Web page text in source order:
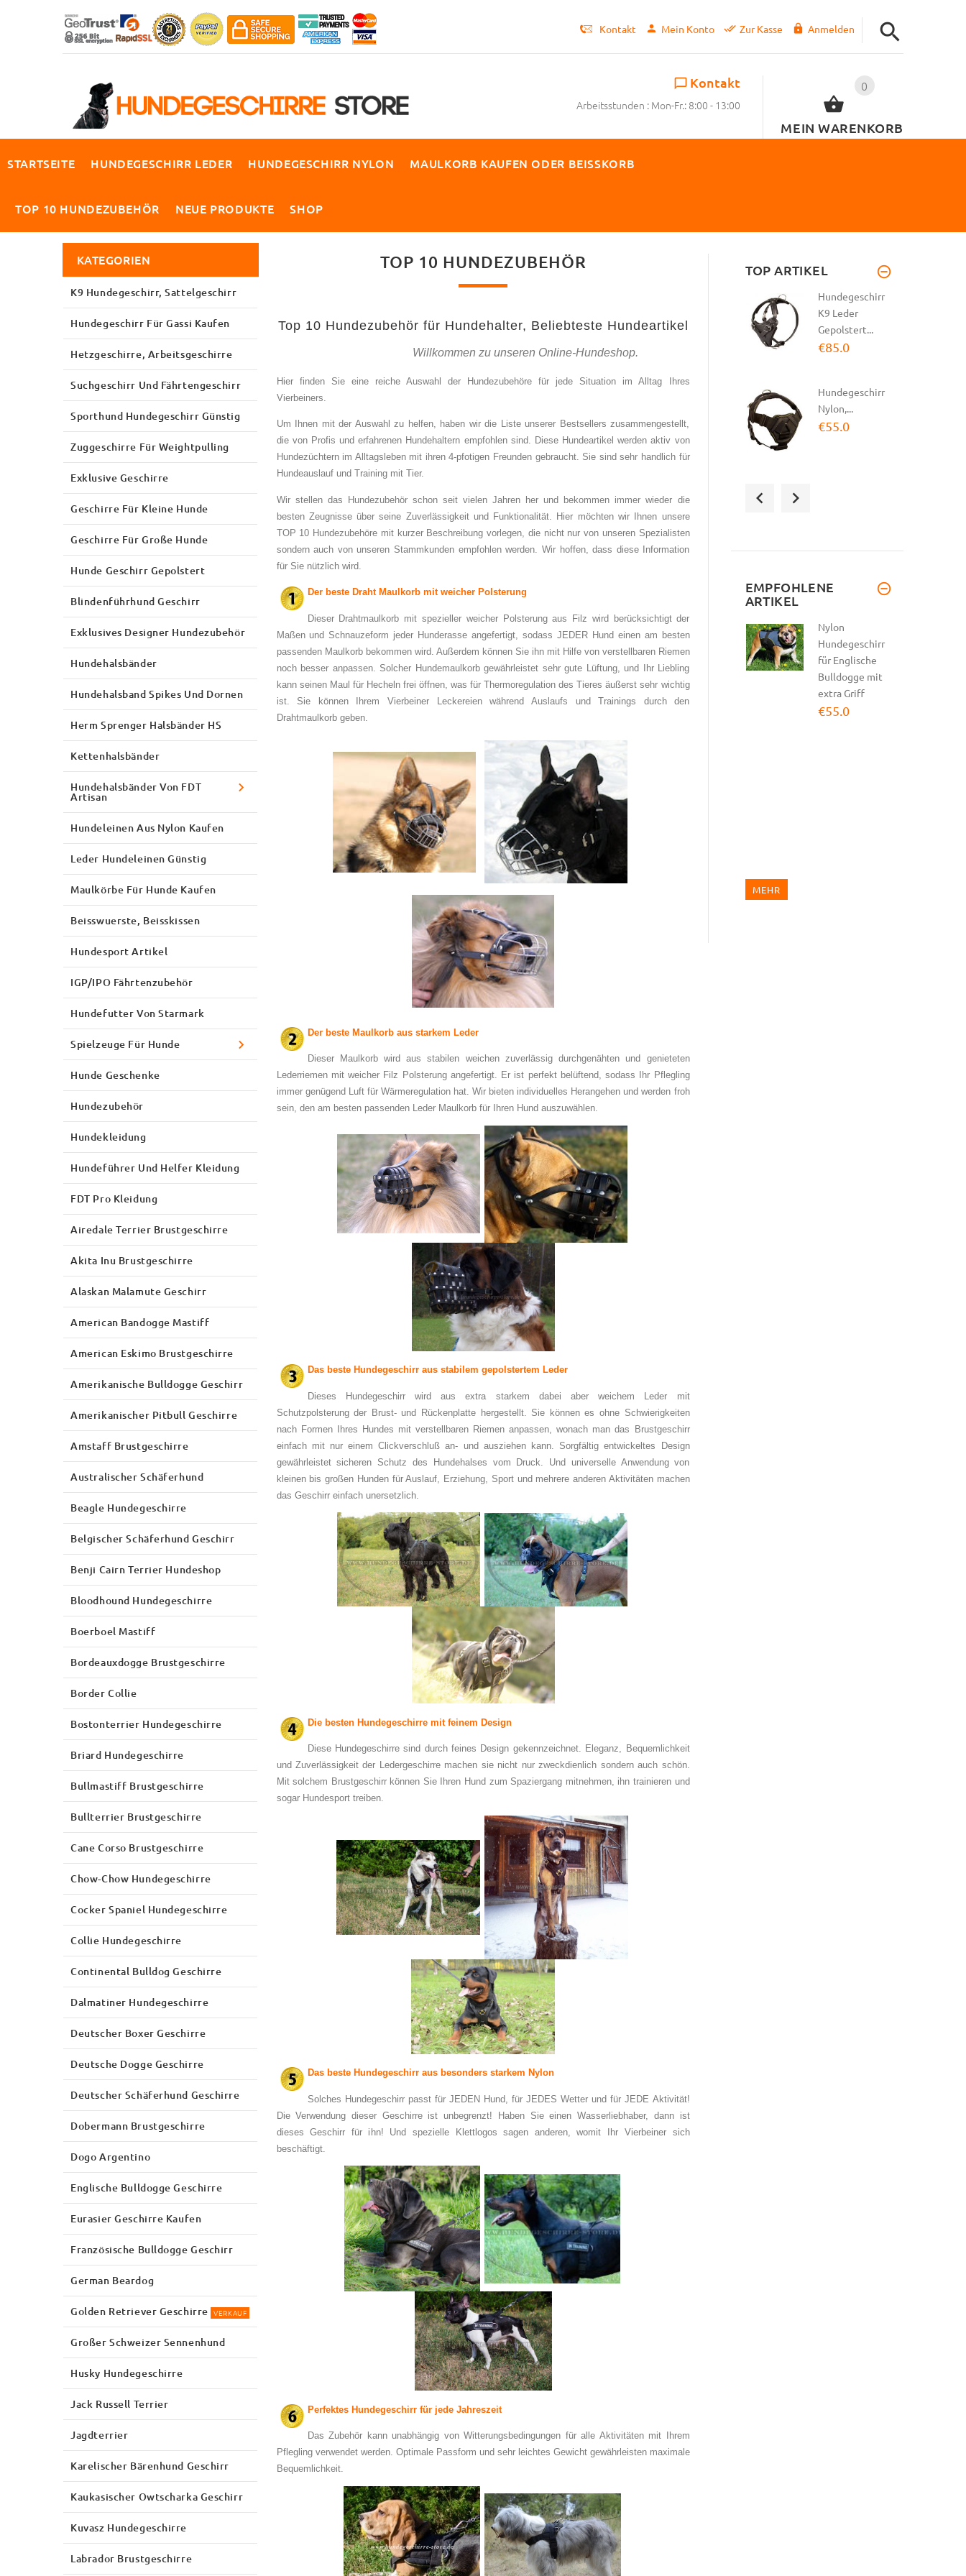
Kontakt Mein Konto Zur Kasse Anmelden
0
MEIN WARENKORB
Kontakt
Arbeitsstunden : Mon-Fr.: 8:00 - 13:00
STARTSEITE HUNDEGESCHIRR LEDER HUNDEGESCHIRR NYLON MAULKORB KAUFEN ODER BEISSKORB
TOP 10 HUNDEZUBEHÖR NEUE PRODUKTE SHOP
TOP 10 HUNDEZUBEHÖR
Top 10 Hundezubehör für Hundehalter, Beliebteste Hundeartikel
Willkommen zu unseren Online-Hundeshop.
Hier finden Sie eine reiche Auswahl der Hundezubehöre für jede Situation im Alltag Ihres
Vierbeiners.
Um Ihnen mit der Auswahl zu helfen, haben wir die Liste unserer Bestsellers zusammengestellt,
die von Profis und erfahrenen Hundehaltern empfohlen sind. Diese Hundeartikel werden aktiv von
Hundezüchtern im Alltagsleben mit ihren 4-pfotigen Freunden gebraucht. Sie sind sehr handlich für
Hundeauslauf und Training mit Tier.
Wir stellen das Hundezubehör schon seit vielen Jahren her und bekommen immer wieder die
besten Zeugnisse über seine Zuverlässigkeit und Funktionalität. Hier möchten wir Ihnen unsere
TOP 10 Hundezubehöre mit kurzer Beschreibung vorlegen, die nicht nur von unseren Spezialisten
sondern auch von unseren Stammkunden empfohlen werden. Wir hoffen, dass diese Information
für Sie nützlich wird.
Der beste Draht Maulkorb mit weicher Polsterung
Dieser Drahtmaulkorb mit spezieller weicher Polsterung aus Filz wird berücksichtigt der
Maßen und Schnauzeform jeder Hunderasse angefertigt, sodass JEDER Hund einen am besten
passenden Maulkorb bekommen wird. Außerdem können Sie ihn mit Hilfe von verstellbaren Riemen
noch besser anpassen. Solcher Hundemaulkorb gewährleistet sehr gute Lüftung, und Ihr Liebling
kann seinen Maul für Hecheln frei öffnen, was für Thermoregulation des Tieres äußerst sehr wichtig
ist. Sie können Ihrem Vierbeiner Leckereien während Auslaufs und Trainings durch den
Drahtmaulkorb geben.
Der beste Maulkorb aus starkem Leder
Dieser Maulkorb wird aus stabilen weichen zuverlässig durchgenähten und genieteten
Lederriemen mit weicher Filz Polsterung angefertigt. Er ist perfekt belüftend, sodass Ihr Pflegling
immer genügend Luft für Wärmeregulation hat. Wir bieten individuelles Herangehen und werden froh
sein, den am besten passenden Leder Maulkorb für Ihren Hund auszuwählen.
Das beste Hundegeschirr aus stabilem gepolstertem Leder
Dieses Hundegeschirr wird aus extra starkem dabei aber weichem Leder mit
Schutzpolsterung der Brust- und Rückenplatte hergestellt. Sie können es ohne Schwierigkeiten
nach Formen Ihres Hundes mit verstellbaren Riemen anpassen, wonach man das Brustgeschirr
einfach mit nur einem Clickverschluß an- und ausziehen kann. Sorgfältig entwickeltes Design
gewährleistet sicheren Schutz des Hundehalses vom Druck. Und universelle Anwendung von
kleinen bis großen Hunden für Auslauf, Erziehung, Sport und mehrere anderen Aktivitäten machen
das Geschirr einfach unersetzlich.
Die besten Hundegeschirre mit feinem Design
Diese Hundegeschirre sind durch feines Design gekennzeichnet. Eleganz, Bequemlichkeit
und Zuverlässigkeit der Ledergeschirre machen sie nicht nur zweckdienlich sondern auch schön.
Mit solchem Brustgeschirr können Sie Ihren Hund zum Spaziergang mitnehmen, ihn trainieren und
sogar Hundesport treiben.
Das beste Hundegeschirr aus besonders starkem Nylon
Solches Hundegeschirr passt für JEDEN Hund, für JEDES Wetter und für JEDE Aktivität!
Die Verwendung dieser Geschirre ist unbegrenzt! Haben Sie einen Wasserliebhaber, dann ist
dieses Geschirr für ihn! Und spezielle Klettlogos sagen anderen, womit Ihr Vierbeiner sich
beschäftigt.
Perfektes Hundegeschirr für jede Jahreszeit
Das Zubehör kann unabhängig von Witterungsbedingungen für alle Aktivitäten mit Ihrem
Pflegling verwendet werden. Optimale Passform und sehr leichtes Gewicht gewährleisten maximale
Bequemlichkeit.
KATEGORIEN
K9 Hundegeschirr, Sattelgeschirr
Hundegeschirr Für Gassi Kaufen
Hetzgeschirre, Arbeitsgeschirre
Suchgeschirr Und Fährtengeschirr
Sporthund Hundegeschirr Günstig
Zuggeschirre Für Weightpulling
Exklusive Geschirre
Geschirre Für Kleine Hunde
Geschirre Für Große Hunde
Hunde Geschirr Gepolstert
Blindenführhund Geschirr
Exklusives Designer Hundezubehör
Hundehalsbänder
Hundehalsband Spikes Und Dornen
Herm Sprenger Halsbänder HS
Kettenhalsbänder
Hundehalsbänder Von FDT
Artisan
Hundeleinen Aus Nylon Kaufen
Leder Hundeleinen Günstig
Maulkörbe Für Hunde Kaufen
Beisswuerste, Beisskissen
Hundesport Artikel
IGP/IPO Fährtenzubehör
Hundefutter Von Starmark
Spielzeuge Für Hunde
Hunde Geschenke
Hundezubehör
Hundekleidung
Hundeführer Und Helfer Kleidung
FDT Pro Kleidung
Airedale Terrier Brustgeschirre
Akita Inu Brustgeschirre
Alaskan Malamute Geschirr
American Bandogge Mastiff
American Eskimo Brustgeschirre
Amerikanische Bulldogge Geschirr
Amerikanischer Pitbull Geschirre
Amstaff Brustgeschirre
Australischer Schäferhund
Beagle Hundegeschirre
Belgischer Schäferhund Geschirr
Benji Cairn Terrier Hundeshop
Bloodhound Hundegeschirre
Boerboel Mastiff
Bordeauxdogge Brustgeschirre
Border Collie
Bostonterrier Hundegeschirre
Briard Hundegeschirre
Bullmastiff Brustgeschirre
Bullterrier Brustgeschirre
Cane Corso Brustgeschirre
Chow-Chow Hundegeschirre
Cocker Spaniel Hundegeschirre
Collie Hundegeschirre
Continental Bulldog Geschirre
Dalmatiner Hundegeschirre
Deutscher Boxer Geschirre
Deutsche Dogge Geschirre
Deutscher Schäferhund Geschirre
Dobermann Brustgeschirre
Dogo Argentino
Englische Bulldogge Geschirre
Eurasier Geschirre Kaufen
Französische Bulldogge Geschirr
German Beardog
Golden Retriever Geschirre VERKAUF
Großer Schweizer Sennenhund
Husky Hundegeschirre
Jack Russell Terrier
Jagdterrier
Karelischer Bärenhund Geschirr
Kaukasischer Owtscharka Geschirr
Kuvasz Hundegeschirre
Labrador Brustgeschirre
TOP ARTIKEL
Hundegeschirr
K9 Leder
Gepolstert...
€85.0
Hundegeschirr
Nylon,...
€55.0
Halsband Leder
|...
€54.0
Hundegeschirr
Leder TOP-
Klasse |...
EMPFOHLENE
ARTIKEL
Nylon
Hundegeschirr
für Englische
Bulldogge mit
extra Griff
€55.0
MEHR